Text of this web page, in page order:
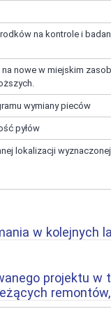
na kontrole i
nowe w miejskim
wymiany pieców
pyłów
lokalizacji
w kolejnych
projektu w